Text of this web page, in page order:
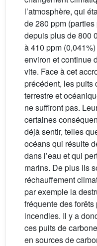
l’atmosphère, qui
de 280 ppm
depuis plus de 800
à 410 ppm
environ et continue
vite. Face à cet
précédent, les puits
terrestre et
ne suffiront pas.
certaines
déjà sentir, telles
océans qui résulte
dans l’eau et qui
marins. De plus ils
réchauffement
par exemple la
fréquente des
incendies. Il y a
ces puits de
en sources de